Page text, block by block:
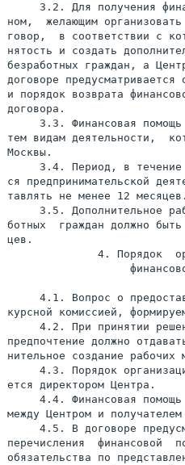
3.2. Для получения
ном,  желающим
говор,  в соответствии с
нятость и создать
безработных граждан, а
договоре предусматривается
и порядок возврата
договора.
3.3. Финансовая
тем видам деятельности,
Москвы.
3.4. Период, в
ся предпринимательской
тавлять не менее 12 месяцев.
3.5. Дополнительное
ботных  граждан должно
цев.
4. Порядок
4.1. Вопрос о
курсной комиссией,
4.2. При принятии
предпочтение должно
нительное создание
4.3. Порядок
ется директором Центра.
4.4. Финансовая
между Центром и
4.5. В договоре
перечисления  финансовой
обязательства по